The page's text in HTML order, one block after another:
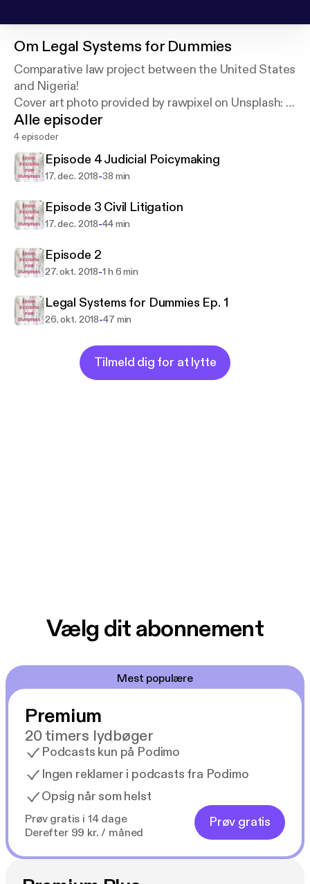
Om Legal Systems for Dummies
Comparative law project between the United States
and Nigeria!
Cover art photo provided by rawpixel on Unsplash: h
ttps://unsplash.com/@rawpixel
Alle episoder
4 episoder
Episode 4 Judicial Poicymaking
17. dec. 2018-38 min
Episode 3 Civil Litigation
17. dec. 2018-44 min
Episode 2
27. okt. 2018-1 h 6 min
Legal Systems for Dummies Ep. 1
26. okt. 2018-47 min
Tilmeld dig for at lytte
Vælg dit abonnement
Mest populære
Premium
20 timers lydbøger
Podcasts kun på Podimo
Ingen reklamer i podcasts fra Podimo
Opsig når som helst
Prøv gratis i 14 dage
Derefter 99 kr. / måned
Prøv gratis